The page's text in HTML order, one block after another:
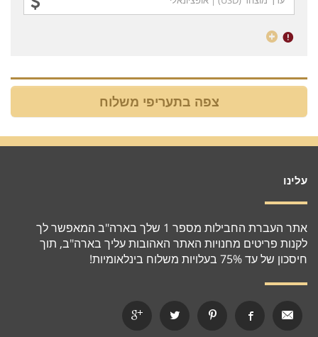
עלינו
אתר העברת החבילות מספר 1 שלך בארה"ב המאפשר לך
לקנות פריטים מחנויות האתר האהובות עליך בארה"ב, תוך
חיסכון של עד 75% בעלויות משלוח בינלאומיות!